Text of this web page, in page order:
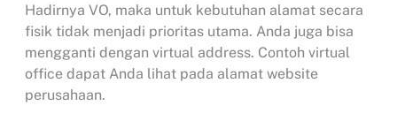
Hadirnya VO, maka untuk kebutuhan alamat secara
fisik tidak menjadi prioritas utama. Anda juga bisa
mengganti dengan virtual address. Contoh virtual
office dapat Anda lihat pada alamat website
perusahaan.